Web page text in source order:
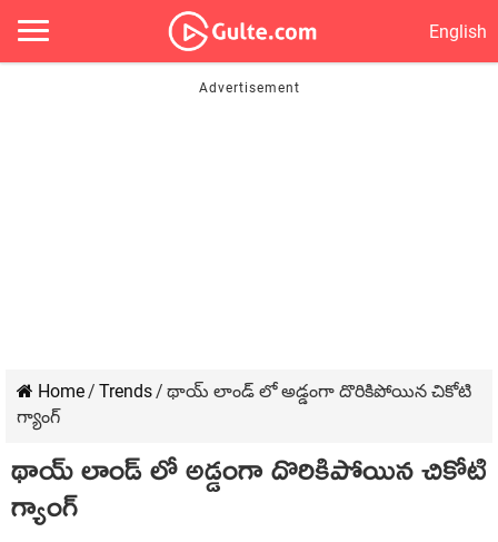
English
Home/ Trends/ థాయ్ లాండ్ లో అడ్డంగా దొరికిపోయిన చికోటి
గ్యాంగ్
థాయ్ లాండ్ లో అడ్డంగా దొరికిపోయిన చికోటి
గ్యాంగ్